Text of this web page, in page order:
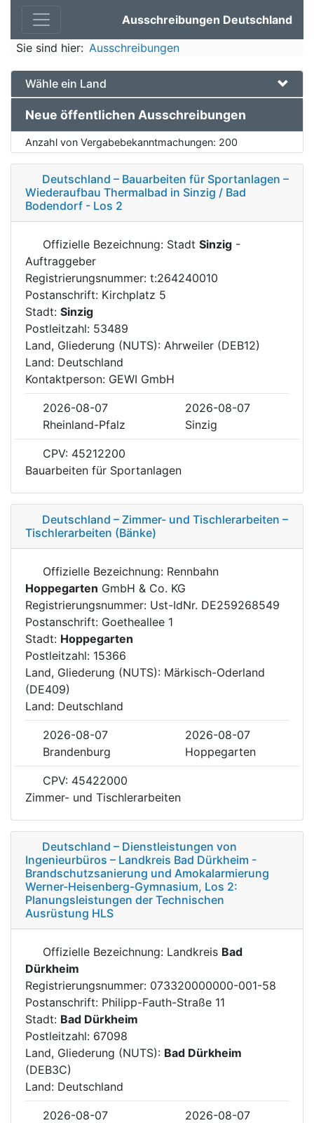
Ausschreibungen Deutschland
Sie sind hier: Ausschreibungen
Wähle ein Land
Neue öffentlichen Ausschreibungen
Anzahl von Vergabebekanntmachungen: 200
Deutschland – Bauarbeiten für Sportanlagen –
Wiederaufbau Thermalbad in Sinzig / Bad
Bodendorf - Los 2
Offizielle Bezeichnung: Stadt Sinzig -
Auftraggeber
Registrierungsnummer: t:264240010
Postanschrift: Kirchplatz 5
Stadt: Sinzig
Postleitzahl: 53489
Land, Gliederung (NUTS): Ahrweiler (DEB12)
Land: Deutschland
Kontaktperson: GEWI GmbH
2026-08-07
2026-08-07
Rheinland-Pfalz
Sinzig
CPV: 45212200
Bauarbeiten für Sportanlagen
Deutschland – Zimmer- und Tischlerarbeiten –
Tischlerarbeiten (Bänke)
Offizielle Bezeichnung: Rennbahn
Hoppegarten GmbH & Co. KG
Registrierungsnummer: Ust-IdNr. DE259268549
Postanschrift: Goetheallee 1
Stadt: Hoppegarten
Postleitzahl: 15366
Land, Gliederung (NUTS): Märkisch-Oderland
(DE409)
Land: Deutschland
2026-08-07
2026-08-07
Brandenburg
Hoppegarten
CPV: 45422000
Zimmer- und Tischlerarbeiten
Deutschland – Dienstleistungen von
Ingenieurbüros – Landkreis Bad Dürkheim -
Brandschutzsanierung und Amokalarmierung
Werner-Heisenberg-Gymnasium, Los 2:
Planungsleistungen der Technischen
Ausrüstung HLS
Offizielle Bezeichnung: Landkreis Bad
Dürkheim
Registrierungsnummer: 073320000000-001-58
Postanschrift: Philipp-Fauth-Straße 11
Stadt: Bad Dürkheim
Postleitzahl: 67098
Land, Gliederung (NUTS): Bad Dürkheim
(DEB3C)
Land: Deutschland
2026-08-07
2026-08-07